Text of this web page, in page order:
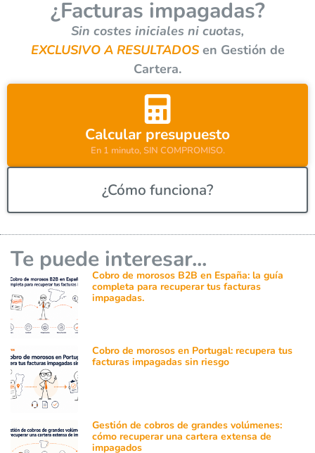
n
a
t
i
v
:
¿Facturas impagadas?
Sin costes iniciales ni cuotas,
EXCLUSIVO A RESULTADOSen Gestión de
Cartera.
Calcular presupuesto
En 1 minuto, SIN COMPROMISO.
¿Cómo funciona?
Te puede interesar...
Cobro de morosos B2B en España: la guía
completa para recuperar tus facturas
impagadas.
Cobro de morosos en Portugal: recupera tus
facturas impagadas sin riesgo
Gestión de cobros de grandes volúmenes:
cómo recuperar una cartera extensa de
impagados